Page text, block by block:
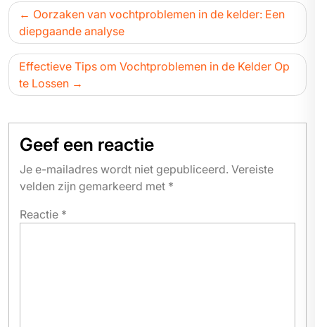
Bericht
navigatie
Oorzaken van vochtproblemen in de kelder: Een
diepgaande analyse
Effectieve Tips om Vochtproblemen in de Kelder Op
te Lossen
Geef een reactie
Je e-mailadres wordt niet gepubliceerd. Vereiste
velden zijn gemarkeerd met *
Reactie *